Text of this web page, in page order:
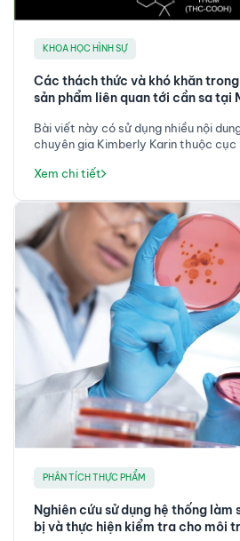
KHOA HỌC HÌNH SỰ
Các thách thức và khó khăn
sản phẩm liên quan tới cần sa tại
Bài viết này có sử dụng nhiều nội
chuyên gia Kimberly Karin thuộc cục
bản về cần sa và tình trạng sử dụng
chất lượng tại Mỹ gặp phải. Bài viết
điểm của tác giả liên quan tới việc
Xem chi tiết
PHÂN TÍCH THỰC PHẨM
Nghiên cứu sử dụng hệ thống làm
bị và thực hiện kiểm tra cho môi